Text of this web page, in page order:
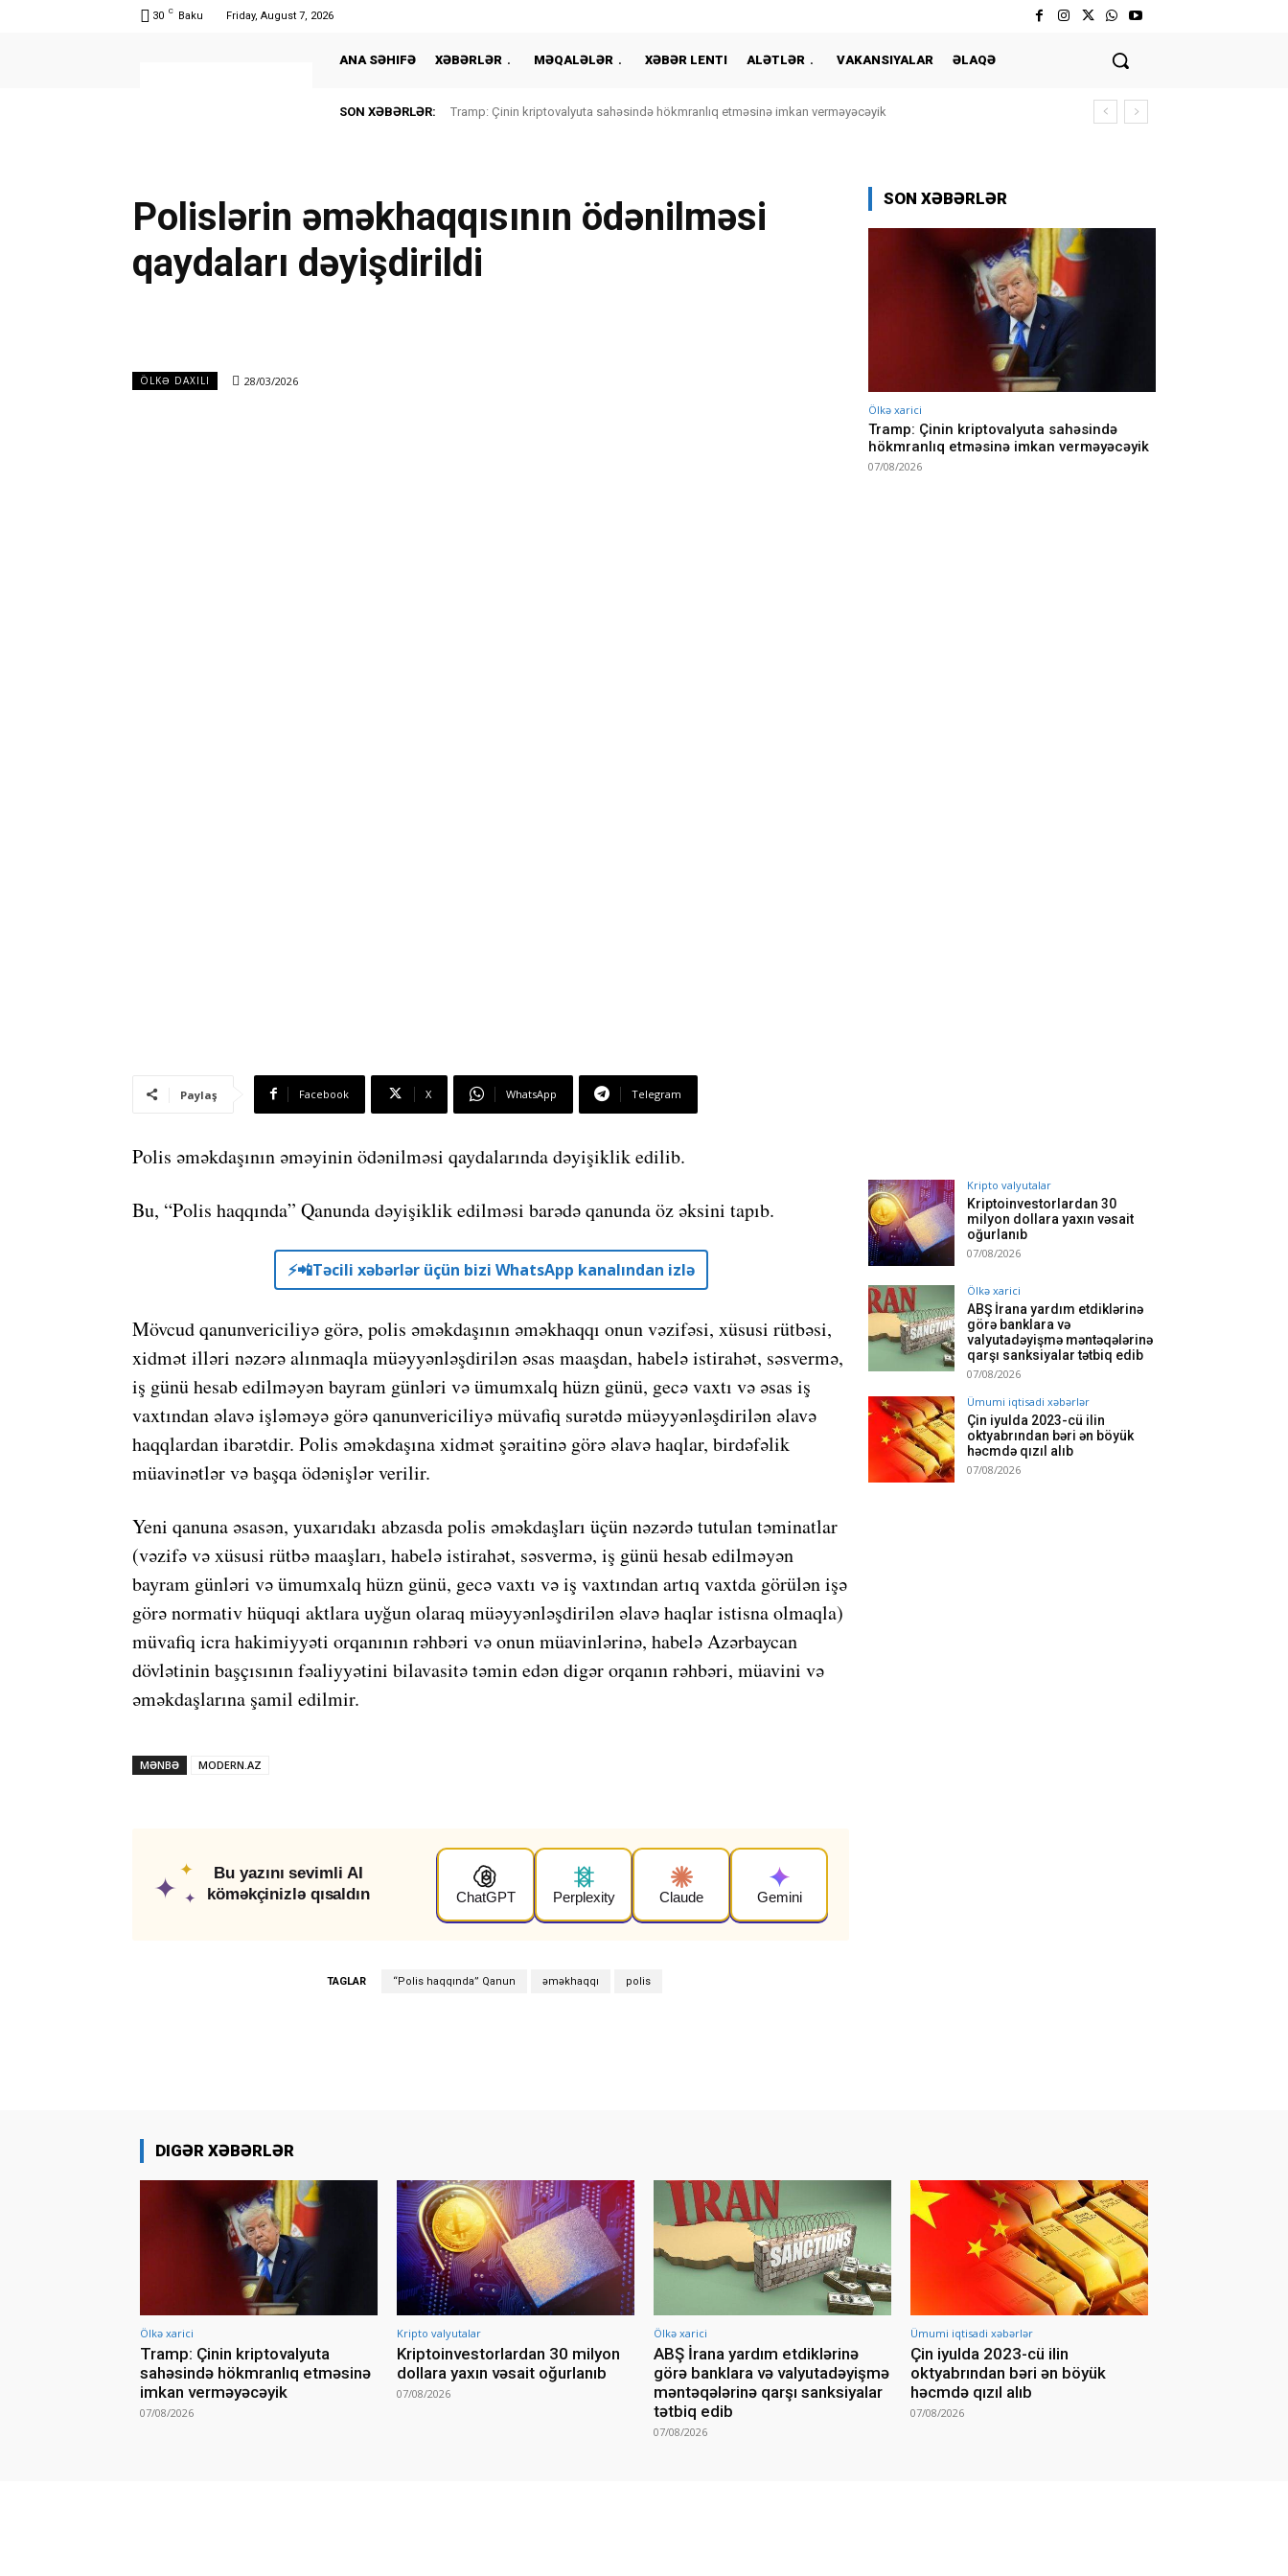
30 C Baku Friday, August 7, 2026
ANA SƏHIFƏ XƏBƏRLƏR MƏQALƏLƏR XƏBƏR LENTI ALƏTLƏR VAKANSIYALAR ƏLAQƏ
SON XƏBƏRLƏR: Tramp: Çinin kriptovalyuta sahəsində hökmranlıq etməsinə imkan verməyəcəyik
Polislərin əməkhaqqısının ödənilməsi
qaydaları dəyişdirildi
ÖLKƏ DAXILI 28/03/2026
Paylaş Facebook X WhatsApp Telegram
Polis əməkdaşının əməyinin ödənilməsi qaydalarında dəyişiklik edilib.
Bu, “Polis haqqında” Qanunda dəyişiklik edilməsi barədə qanunda öz əksini tapıb.
⚡️📲Təcili xəbərlər üçün bizi WhatsApp kanalından izlə
Mövcud qanunvericiliyə görə, polis əməkdaşının əməkhaqqı onun vəzifəsi, xüsusi rütbəsi,
xidmət illəri nəzərə alınmaqla müəyyənləşdirilən əsas maaşdan, habelə istirahət, səsvermə,
iş günü hesab edilməyən bayram günləri və ümumxalq hüzn günü, gecə vaxtı və əsas iş
vaxtından əlavə işləməyə görə qanunvericiliyə müvafiq surətdə müəyyənləşdirilən əlavə
haqqlardan ibarətdir. Polis əməkdaşına xidmət şəraitinə görə əlavə haqlar, birdəfəlik
müavinətlər və başqa ödənişlər verilir.
Yeni qanuna əsasən, yuxarıdakı abzasda polis əməkdaşları üçün nəzərdə tutulan təminatlar
(vəzifə və xüsusi rütbə maaşları, habelə istirahət, səsvermə, iş günü hesab edilməyən
bayram günləri və ümumxalq hüzn günü, gecə vaxtı və iş vaxtından artıq vaxtda görülən işə
görə normativ hüquqi aktlara uyğun olaraq müəyyənləşdirilən əlavə haqlar istisna olmaqla)
müvafiq icra hakimiyyəti orqanının rəhbəri və onun müavinlərinə, habelə Azərbaycan
dövlətinin başçısının fəaliyyətini bilavasitə təmin edən digər orqanın rəhbəri, müavini və
əməkdaşlarına şamil edilmir.
MƏNBƏ MODERN.AZ
✦
✦
✦
Bu yazını sevimli AI
köməkçinizlə qısaldın
ChatGPT Perplexity Claude Gemini
TAGLAR “Polis haqqında” Qanun əməkhaqqı polis
SON XƏBƏRLƏR
Ölkə xarici
Tramp: Çinin kriptovalyuta sahəsində
hökmranlıq etməsinə imkan verməyəcəyik
07/08/2026
Kripto valyutalar
Kriptoinvestorlardan 30
milyon dollara yaxın vəsait
oğurlanıb
07/08/2026
Ölkə xarici
ABŞ İrana yardım etdiklərinə
görə banklara və
valyutadəyişmə məntəqələrinə
qarşı sanksiyalar tətbiq edib
07/08/2026
Ümumi iqtisadi xəbərlər
Çin iyulda 2023-cü ilin
oktyabrından bəri ən böyük
həcmdə qızıl alıb
07/08/2026
DIGƏR XƏBƏRLƏR
Ölkə xarici
Tramp: Çinin kriptovalyuta
sahəsində hökmranlıq etməsinə
imkan verməyəcəyik
07/08/2026
Kripto valyutalar
Kriptoinvestorlardan 30 milyon
dollara yaxın vəsait oğurlanıb
07/08/2026
Ölkə xarici
ABŞ İrana yardım etdiklərinə
görə banklara və valyutadəyişmə
məntəqələrinə qarşı sanksiyalar
tətbiq edib
07/08/2026
Ümumi iqtisadi xəbərlər
Çin iyulda 2023-cü ilin
oktyabrından bəri ən böyük
həcmdə qızıl alıb
07/08/2026